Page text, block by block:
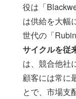
役は「
は供給を大幅
世代の「
サイクルを従
は、競合他社
顧客には常に
とで、市場支